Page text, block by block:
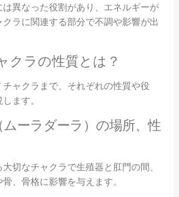
異なった役割があり、エネルギーが
ラに関連する部分で不調や影響が出
クラの性質とは？
ャクラまで、それぞれの性質や役
ます。
ムーラダーラ） の場所、性
切なチャクラで生殖器と肛門の間、
、骨格に影響を与えます。